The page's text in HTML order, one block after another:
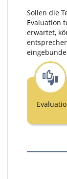
Sollen die
Evaluation
erwartet,